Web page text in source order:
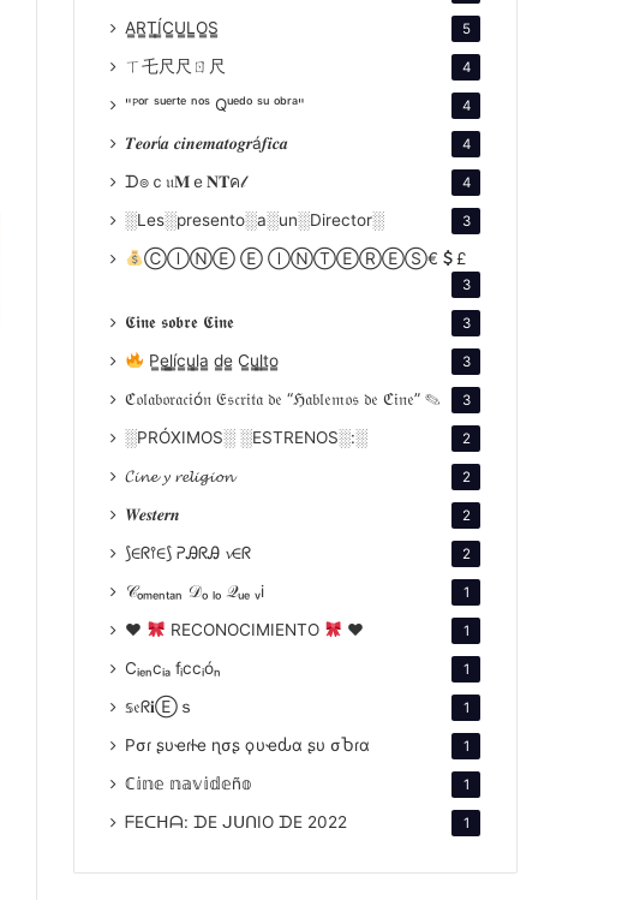
A̳R̳T̳Í̳C̳U̳L̳O̳S̳ 5
ㄒ乇尺尺ㄖ尺 4
"ᴾᵒʳ ˢᵘᵉʳᵗᵉ ⁿᵒˢ Qᵘᵉᵈᵒ ˢᵘ ᵒᵇʳᵃ" 4
𝑻𝒆𝒐𝒓í𝒂 𝒄𝒊𝒏𝒆𝒎𝒂𝒕𝒐𝒈𝒓á𝒇𝒊𝒄𝒂 4
ᗪ๏ｃ𝔲𝐌ｅ𝐍𝐓ค𝓁 4
░Les░presento░a░un░Director░ 3
ⒸⒾⓃⒺ Ⓔ ⒾⓃⓉⒺⓇⒺⓈ€ £
3
𝕮𝖎𝖓𝖊 𝖘𝖔𝖇𝖗𝖊 𝕮𝖎𝖓𝖊 3
P̳e̳l̳í̳c̳u̳l̳a̳ d̳e̳ C̳u̳l̳t̳o̳ 3
ℭ𝔬𝔩𝔞𝔟𝔬𝔯𝔞𝔠𝔦ó𝔫 𝔈𝔰𝔠𝔯𝔦𝔱𝔞 𝔡𝔢 “ℌ𝔞𝔟𝔩𝔢𝔪𝔬𝔰 𝔡𝔢 ℭ𝔦𝔫𝔢” ✎ 3
░PRÓXIMOS░ ░ESTRENOS░:░ 2
𝓒𝓲𝓷𝓮 𝔂 𝓻𝓮𝓵𝓲𝓰𝓲𝓸𝓷 2
𝑾𝒆𝒔𝒕𝒆𝒓𝒏 2
⟆∈ᖇ⫯∈⟆ ᕈᎯᖇᎯ 𝓿∈ᖇ 2
𝒞ₒₘₑₙₜₐₙ 𝒟ₒ ₗₒ 𝒬ᵤₑ ᵥi 1
♥ RECONOCIMIENTO ♥ 1
Cᵢₑₙcᵢₐ fᵢccᵢóₙ 1
𝕤𝔢ᖇ𝐢Ⓔｓ 1
Pσɾ ʂυҽɾƚҽ ɳσʂ ϙυҽԃα ʂυ σႦɾα 1
ℂ𝕚𝕟𝕖 𝕟𝕒𝕧𝕚𝕕𝕖ñ𝕠 1
ᖴEᑕᕼᗩ: ᗪE ᒍᑌᑎIO ᗪE 2022 1